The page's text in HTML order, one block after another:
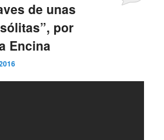
de unas
por
Encina